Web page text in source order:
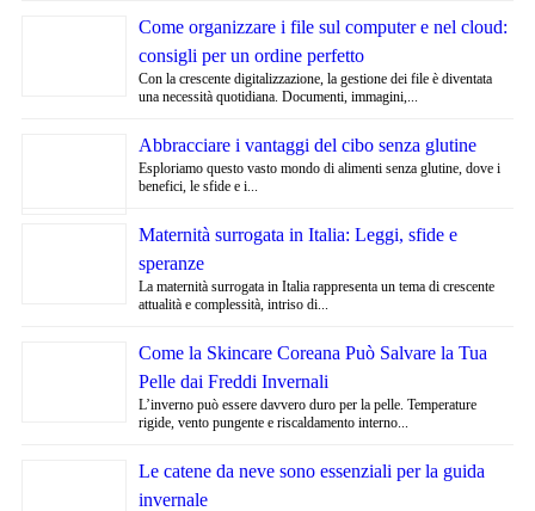
Come organizzare i file sul computer e nel cloud:
consigli per un ordine perfetto
Con la crescente digitalizzazione, la gestione dei file è diventata
una necessità quotidiana. Documenti, immagini,...
Abbracciare i vantaggi del cibo senza glutine
Esploriamo questo vasto mondo di alimenti senza glutine, dove i
benefici, le sfide e i...
Maternità surrogata in Italia: Leggi, sfide e
speranze
La maternità surrogata in Italia rappresenta un tema di crescente
attualità e complessità, intriso di...
Come la Skincare Coreana Può Salvare la Tua
Pelle dai Freddi Invernali
L’inverno può essere davvero duro per la pelle. Temperature
rigide, vento pungente e riscaldamento interno...
Le catene da neve sono essenziali per la guida
invernale